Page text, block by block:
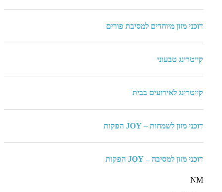
דוכני מזון מיוחדים למסיבת פורים
קייטרינג טבעוני
קייטרינג לאירועים בבית
דוכני מזון לשמחות – JOY הפקות
דוכני מזון למסיבה – JOY הפקות
NM